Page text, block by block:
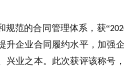
规范的合同管理体系，获“
升企业合同履约水平，加强
兴业之本。此次获评该称号